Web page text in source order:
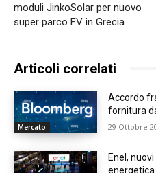
moduli JinkoSolar per nuovo
super parco FV in Grecia
Articoli correlati
Mercato
Accordo
fornitura
29 Ottobre
Enel,
energetica